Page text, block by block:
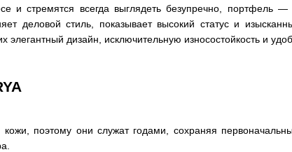
и стремятся всегда выглядеть безупречно, портфель
деловой стиль, показывает высокий статус и
дизайн, исключительную износостойкость и
кожи, поэтому они служат годами, сохраняя